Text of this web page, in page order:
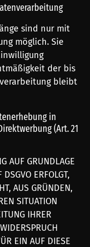
sind nur mit
möglich. Sie
der bis
bleibt
in
(Art. 21
AUF GRUNDLAGE
ERFOLGT,
AUS GRÜNDEN,
SITUATION
IHRER
EIN AUF DIESE